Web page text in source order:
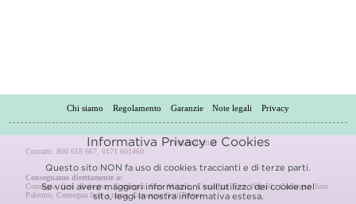
Chi siamo Regolamento Garanzie Note legali Privacy
venditafiori.it
Contatti: 800 618 667, 0171 601460
Consegnamo direttamente a:
Consegna fiori Bologna,Consegna fiori Milano,Consegna fiori Napoli,Consegna fiori
Palermo ,Consegna fiori a roma,Consegna fiori Torino
Informativa Privacy e Cookies
Questo sito NON fa uso di cookies traccianti e di terze parti.
Se vuoi avere maggiori informazioni sull'utilizzo dei cookie nel
sito, leggi la nostrainformativa estesa.